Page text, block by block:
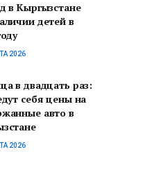
в Кыргызстане
детей в
2026
в двадцать раз:
себя цены на
авто в
2026